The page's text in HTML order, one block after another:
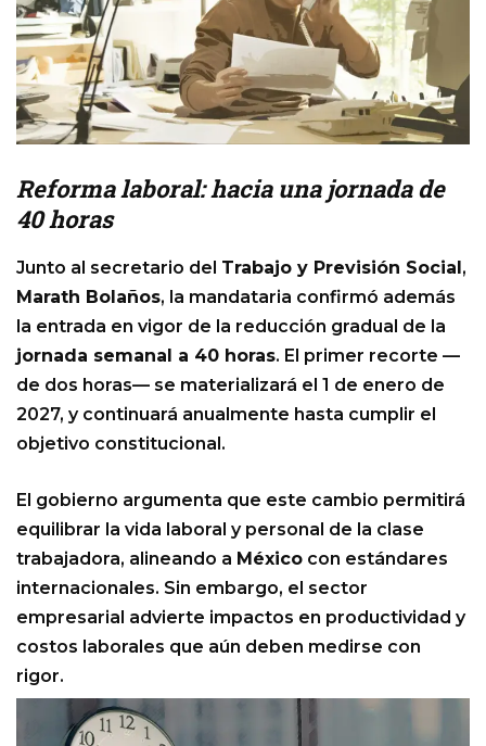
Reforma laboral: hacia una jornada de
40 horas
Junto al secretario del Trabajo y Previsión Social ,
Marath Bolaños, la mandataria confirmó además
la entrada en vigor de la reducción gradual de la
jornada semanal a 40 horas. El primer recorte —
de dos horas— se materializará el 1 de enero de
2027, y continuará anualmente hasta cumplir el
objetivo constitucional.
El gobierno argumenta que este cambio permitirá
equilibrar la vida laboral y personal de la clase
trabajadora, alineando a México con estándares
internacionales. Sin embargo, el sector
empresarial advierte impactos en productividad y
costos laborales que aún deben medirse con
rigor.